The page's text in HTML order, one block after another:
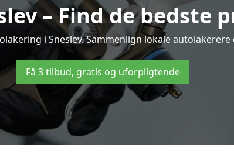
– Find de bedste
i Sneslev. Sammenlign lokale
Få 3 tilbud, gratis og uforpligtende